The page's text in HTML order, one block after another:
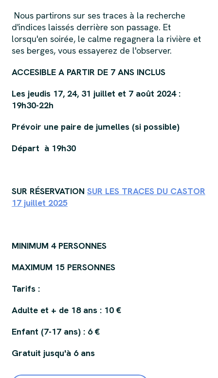
Nous partirons sur ses traces à la recherche
d'indices laissés derrière son passage. Et
lorsqu'en soirée, le calme regagnera la rivière et
ses berges, vous essayerez de l'observer.
ACCESIBLE A PARTIR DE 7 ANS INCLUS
Les jeudis 17, 24, 31 juillet et 7 août 2024 :
19h30-22h
Prévoir une paire de jumelles (si possible)
Départ à 19h30
SUR RÉSERVATION SUR LES TRACES DU CASTOR
17 juillet 2025
MINIMUM 4 PERSONNES
MAXIMUM 15 PERSONNES
Tarifs :
Adulte et + de 18 ans : 10 €
Enfant (7-17 ans) : 6 €
Gratuit jusqu'à 6 ans